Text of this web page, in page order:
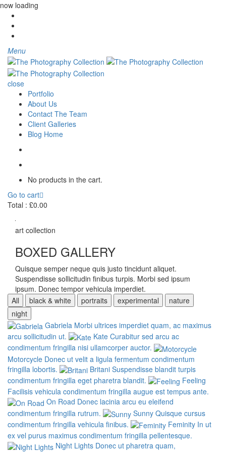
now loading
Menu
close
Portfolio
About Us
Contact The Team
Client Galleries
Blog Home
No products in the cart.
Go to cart
Total : £0.00
art collection
BOXED GALLERY
Quisque semper neque quis justo tincidunt aliquet.
Suspendisse sollicitudin finibus turpis. Morbi sed ipsum
ipsum. Donec tempor vehicula imperdiet.
All
black & white portraits experimental
nature
night
Gabriela Morbi ultrices imperdiet quam, ac maximus
arcu sollicitudin ut.
Kate Curabitur sed arcu ac
condimentum fringilla nisi ullamcorper auctor.
Motorcycle Donec ut velit a ligula fermentum condimentum
fringilla lobortis.
Britani Suspendisse blandit turpis
condimentum fringilla eget pharetra blandit.
Feeling
Facilisis vehicula condimentum fringilla augue est tempus ante.
On Road Donec lacinia arcu eu eleifend
condimentum fringilla rutrum.
Sunny Quisque cursus
condimentum fringilla vehicula finibus.
Feminity In ut
ex vel purus maximus condimentum fringilla pellentesque.
Night Lights Donec ut pharetra quam,